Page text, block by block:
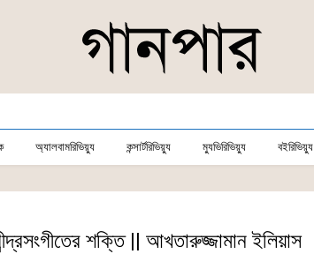
অ্যালবামরিভিয়্যু কন্সার্টরিভিয়্যু ম্যুভিরিভিয়্যু বইরিভিয়্যু
শক্তি || আখতারুজ্জামান ইলিয়াস